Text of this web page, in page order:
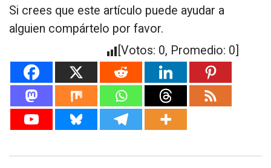
Si crees que este artículo puede ayudar a
alguien compártelo por favor.
[Votos: 0, Promedio: 0